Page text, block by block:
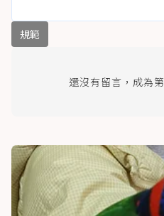
規範
還沒有留言，成為